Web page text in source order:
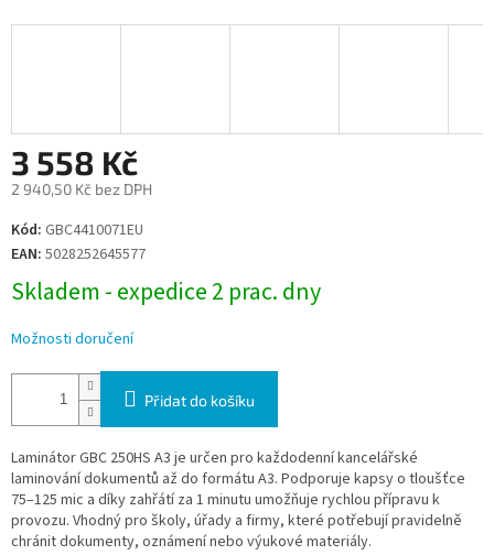
3 558 Kč
2 940,50 Kč bez DPH
Měrná
cena:
Kód: GBC4410071EU
EAN: 5028252645577
Skladem - expedice 2 prac. dny
Možnosti doručení
Přidat do košíku
Laminátor GBC 250HS A3 je určen pro každodenní kancelářské
laminování dokumentů až do formátu A3. Podporuje kapsy o tloušťce
75–125 mic a díky zahřátí za 1 minutu umožňuje rychlou přípravu k
provozu. Vhodný pro školy, úřady a firmy, které potřebují pravidelně
chránit dokumenty, oznámení nebo výukové materiály.